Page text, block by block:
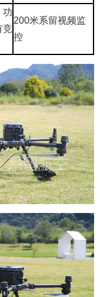
功
竞
200米系留视频监
控